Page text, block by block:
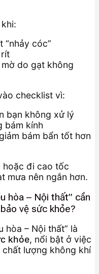
“nhảy cóc”
do gạt không
checklist vì:
bạn không xử lý
bám kính
bám bẩn tốt hơn
hoặc đi cao tốc
mưa nên ngắn hơn.
hòa – Nội thất” cần
vệ sức khỏe?
hòa – Nội thất” là
khỏe, nổi bật ở việc
chất lượng không khí